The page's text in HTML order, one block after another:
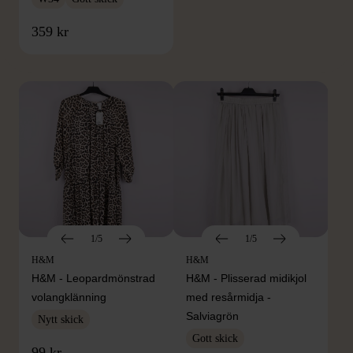
359 kr
FRÅN SAMMA VARUMÄRKE
1/5
H&M
H&M - Leopardmönstrad
volangklänning
Nytt skick
1/5
H&M
H&M - Plisserad midikjol
med resårmidja -
Salviagrön
Gott skick